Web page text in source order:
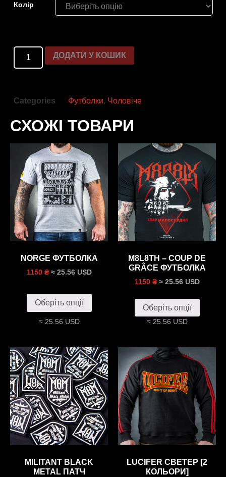
Колір
ДОДАТИ У КОШИК
Categories Футболки, Чоловіче
СХОЖІ ТОВАРИ
NORGE ФУТБОЛКА
1150 ₴ ≈ 25.56 USD
Оберіть опції
≈ 25.56 USD
M8L8TH – COUP DE
GRÂCE ФУТБОЛКА
1150 ₴ ≈ 25.56 USD
Оберіть опції
≈ 25.56 USD
MILITANT BLACK
METAL ПАТЧ
LUCIFER СВЕТЕР [2
КОЛЬОРИ]